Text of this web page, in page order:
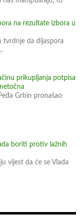
na rezultate izbora u
tvrdnje da dijaspora
prikupljanja potpisa
Grbin pronašao
boriti protiv lažnih
vijest da će se Vlada